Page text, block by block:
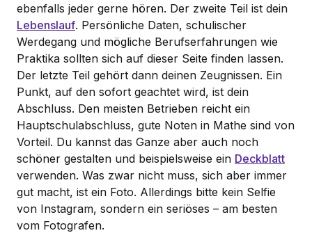
ebenfalls jeder gerne hören. Der zweite Teil ist dein
Lebenslauf. Persönliche Daten, schulischer
Werdegang und mögliche Berufserfahrungen wie
Praktika sollten sich auf dieser Seite finden lassen.
Der letzte Teil gehört dann deinen Zeugnissen. Ein
Punkt, auf den sofort geachtet wird, ist dein
Abschluss. Den meisten Betrieben reicht ein
Hauptschulabschluss, gute Noten in Mathe sind von
Vorteil. Du kannst das Ganze aber auch noch
schöner gestalten und beispielsweise ein Deckblatt
verwenden. Was zwar nicht muss, sich aber immer
gut macht, ist ein Foto. Allerdings bitte kein Selfie
von Instagram, sondern ein seriöses – am besten
vom Fotografen.